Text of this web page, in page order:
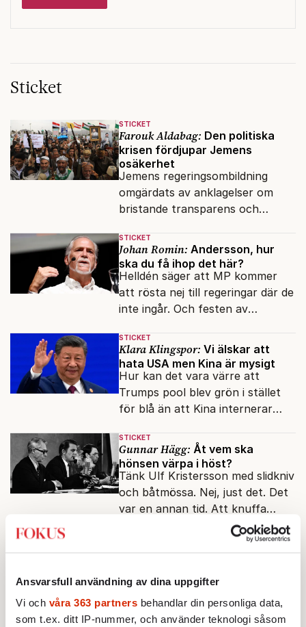
Ansvarsfull användning av dina uppgifter
Vi och våra 363 partners behandlar din personliga data,
som t.ex. ditt IP-nummer, och använder teknologi såsom
Sticket
STICKET
Farouk Aldabag: Den politiska
krisen fördjupar Jemens
osäkerhet
Jemens regeringsombildning
omgärdats av anklagelser om
bristande transparens och
internationella biståndsmedel.
STICKET
Johan Romin: Andersson, hur
ska du få ihop det här?
Helldén säger att MP kommer
att rösta nej till regeringar där de
inte ingår. Och festen av
betalas med lån.
STICKET
Klara Klingspor: Vi älskar att
hata USA men Kina är mysigt
Hur kan det vara värre att
Trumps pool blev grön i stället
för blå än att Kina internerar
omskolningsläger?
STICKET
Gunnar Hägg: Åt vem ska
hönsen värpa i höst?
Tänk Ulf Kristersson med slidkniv
och båtmössa. Nej, just det. Det
var en annan tid. Att knuffa
andras partiledare i sjön -
Christoffer Jonsson:
V:s valstrategi att vinna röster
med hjälp av Palestinafrågan har
försatt dem i ännu en prekär